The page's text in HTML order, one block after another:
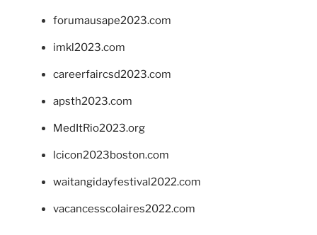
forumausape2023.com
imkl2023.com
careerfaircsd2023.com
apsth2023.com
MedItRio2023.org
lcicon2023boston.com
waitangidayfestival2022.com
vacancesscolaires2022.com